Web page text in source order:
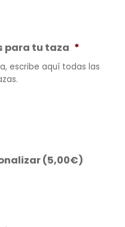
para tu taza *
escribe aquí todas las
(5,00€)